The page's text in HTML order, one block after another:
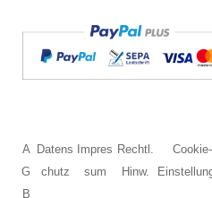
A
G
B
Datens
chutz
Impres
sum
Rechtl.
Hinw.
Cookie-